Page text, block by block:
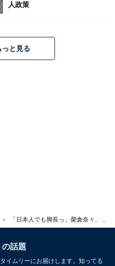
人政策
と見る
話題
イムリーにお届けします。知ってる